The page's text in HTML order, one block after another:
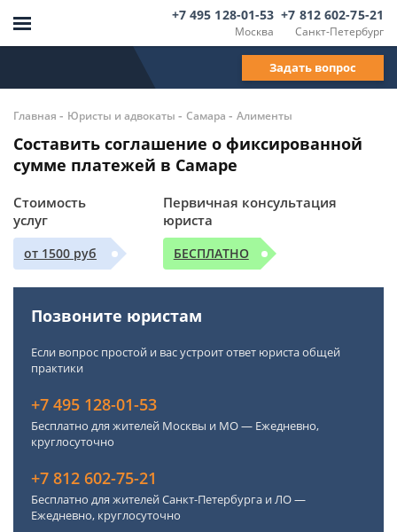
Москва
+7 495 128-01-53
Санкт-Петербург
+7 812 602-75-21
Задать вопрос
Главная - Юристы и адвокаты - Самара - Алименты
Составить соглашение о фиксированной
сумме платежей в Самаре
Стоимость
услуг
от 1500 руб
Первичная консультация
юриста
БЕСПЛАТНО
Позвоните юристам
Если вопрос простой и вас устроит ответ юриста общей
практики
+7 495 128-01-53
Бесплатно для жителей Москвы и МО — Ежедневно,
круглосуточно
+7 812 602-75-21
Бесплатно для жителей Санкт-Петербурга и ЛО —
Ежедневно, круглосуточно